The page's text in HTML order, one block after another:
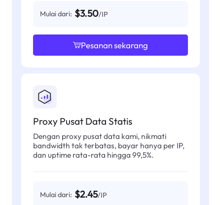
Mulai dari: $3.50/IP
Pesanan sekarang
Proxy Pusat Data Statis
Dengan proxy pusat data kami, nikmati
bandwidth tak terbatas, bayar hanya per IP,
dan uptime rata-rata hingga 99,5%.
Mulai dari: $2.45/IP